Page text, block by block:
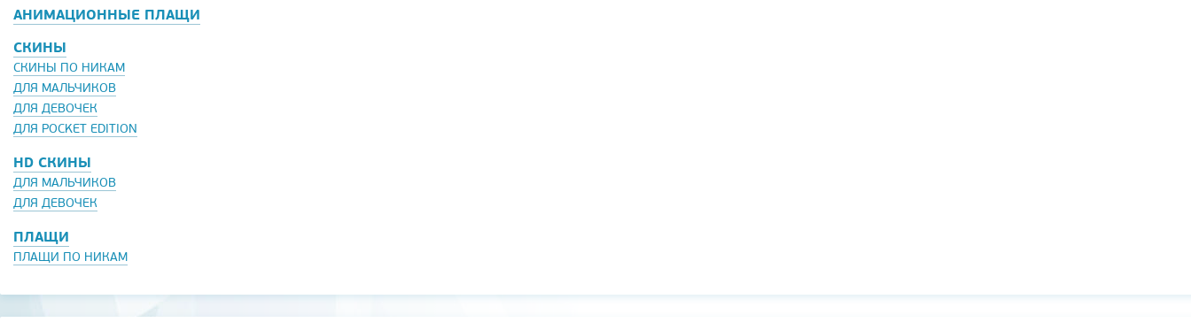
АНИМАЦИОННЫЕ ПЛАЩИ
СКИНЫ
СКИНЫ ПО НИКАМ
ДЛЯ МАЛЬЧИКОВ
ДЛЯ ДЕВОЧЕК
ДЛЯ POCKET EDITION
HD СКИНЫ
ДЛЯ МАЛЬЧИКОВ
ДЛЯ ДЕВОЧЕК
ПЛАЩИ
ПЛАЩИ ПО НИКАМ